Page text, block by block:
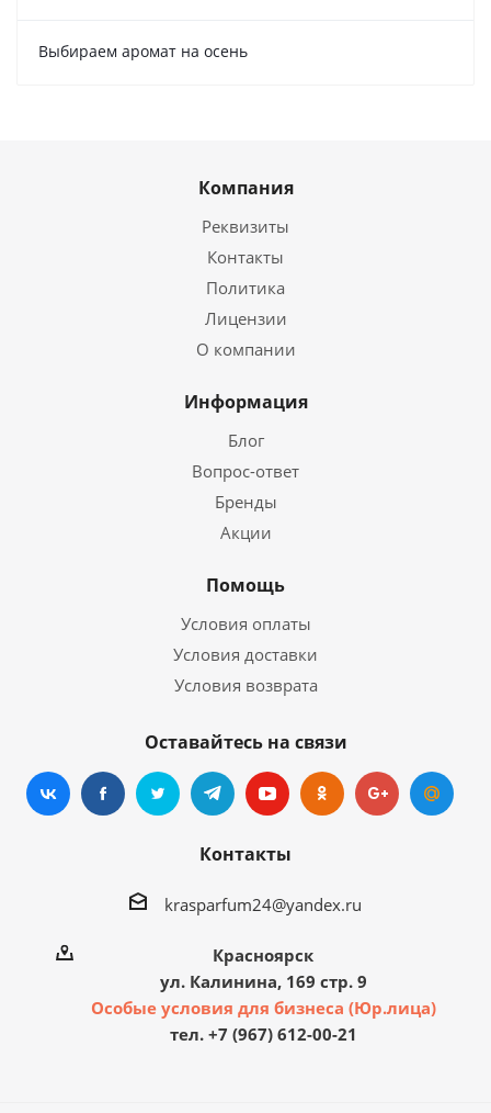
Выбираем аромат на осень
Компания
Реквизиты
Контакты
Политика
Лицензии
О компании
Информация
Блог
Вопрос-ответ
Бренды
Акции
Помощь
Условия оплаты
Условия доставки
Условия возврата
Оставайтесь на связи
Контакты
krasparfum24@yandex.ru
Красноярск
ул. Калинина, 169 стр. 9
Особые условия для бизнеса (Юр.лица)
тел. +7 (967) 612-00-21